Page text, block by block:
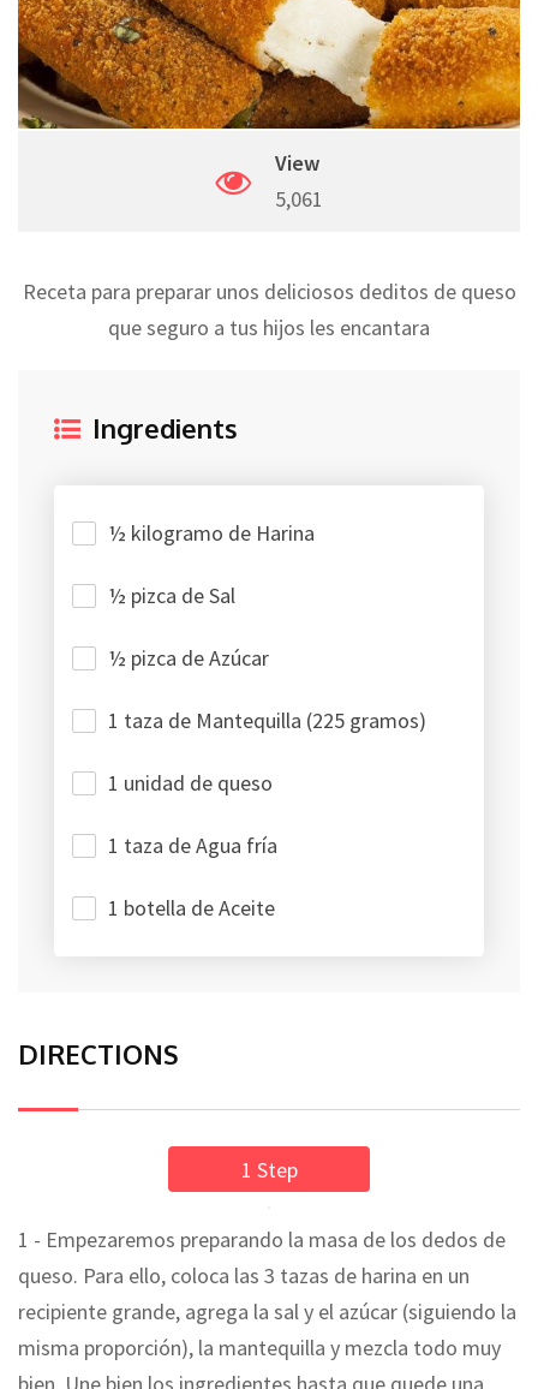
Email
View
5,061
Receta para preparar unos deliciosos deditos de queso
que seguro a tus hijos les encantara
Ingredients
½ kilogramo de Harina
½ pizca de Sal
½ pizca de Azúcar
1 taza de Mantequilla (225 gramos)
1 unidad de queso
1 taza de Agua fría
1 botella de Aceite
DIRECTIONS
1 Step
1 - Empezaremos preparando la masa de los dedos de
queso. Para ello, coloca las 3 tazas de harina en un
recipiente grande, agrega la sal y el azúcar (siguiendo la
misma proporción), la mantequilla y mezcla todo muy
bien. Une bien los ingredientes hasta que quede una